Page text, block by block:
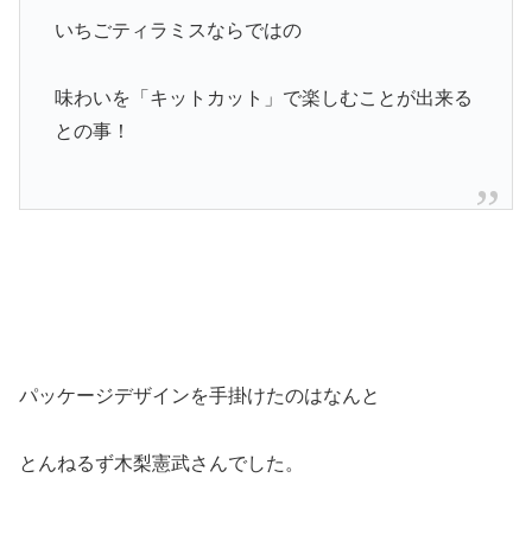
いちごティラミスならではの
味わいを「キットカット」で楽しむことが出来る
との事！
パッケージデザインを手掛けたのはなんと
とんねるず木梨憲武さんでした。